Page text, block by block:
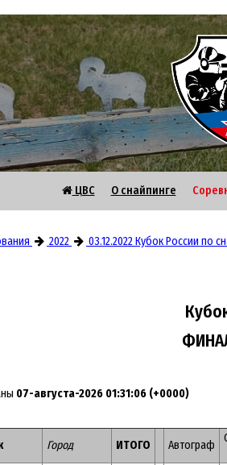
ЦВС О снайпинге
2022 03.12.2022 Кубок России по
07-августа-2026 01:31:06 (+0000)
Город ИТОГО Автограф